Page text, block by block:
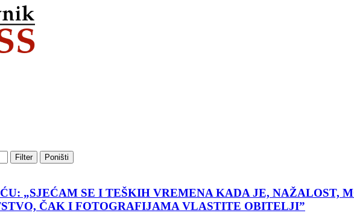
Filter Poništi
„SJEĆAM SE I TEŠKIH VREMENA KADA JE, NAŽALOST,
ČAK I FOTOGRAFIJAMA VLASTITE OBITELJI”